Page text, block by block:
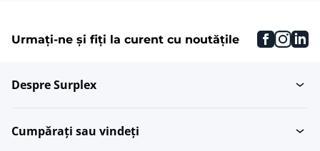
Urmați-ne și fiți la curent cu noutățile
Despre Surplex
Cumpărați sau vindeți